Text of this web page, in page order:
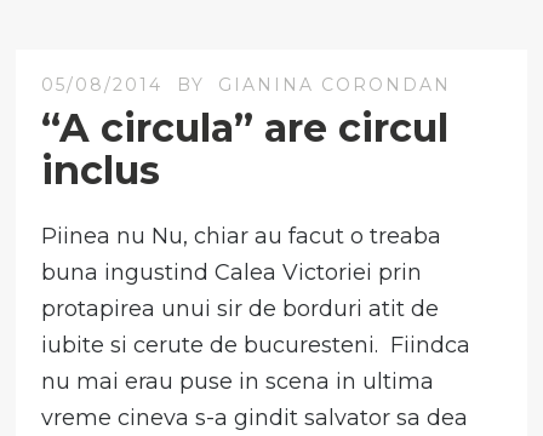
05/08/2014 BY GIANINA CORONDAN
“A circula” are circul
inclus
Piinea nu Nu, chiar au facut o treaba
buna ingustind Calea Victoriei prin
protapirea unui sir de borduri atit de
iubite si cerute de bucuresteni. Fiindca
nu mai erau puse in scena in ultima
vreme cineva s-a gindit salvator sa dea